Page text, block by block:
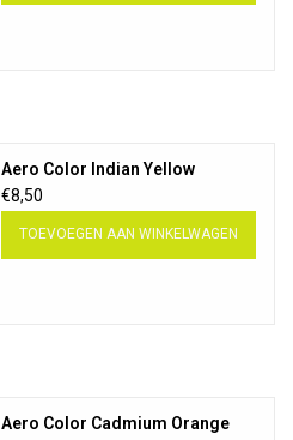
Aero Color Indian Yellow
€8,50
TOEVOEGEN AAN WINKELWAGEN
Aero Color Cadmium Orange